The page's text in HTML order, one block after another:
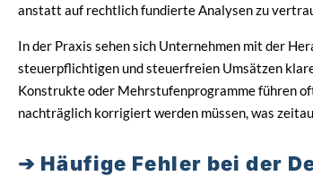
anstatt auf rechtlich fundierte Analysen zu
In der Praxis sehen sich Unternehmen mit der
steuerpflichtigen und steuerfreien Umsätzen
Konstrukte oder Mehrstufenprogramme führen
nachträglich korrigiert werden müssen, was
Häufige Fehler bei der